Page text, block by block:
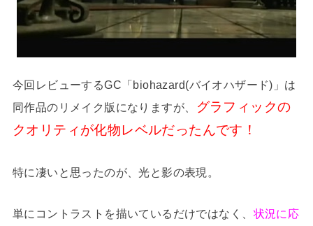
今回レビューするGC「biohazard(バイオハザード)」は
同作品のリメイク版になりますが、
グラフィックの
クオリティが化物レベルだったんです！
特に凄いと思ったのが、光と影の表現。
単にコントラストを描いているだけではなく、 状況に応